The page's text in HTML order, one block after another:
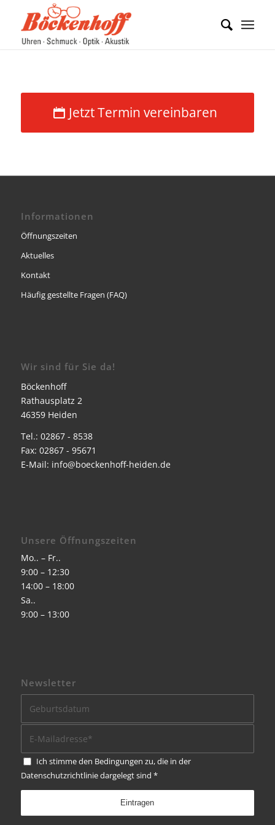
Jetzt Termin vereinbaren
Informationen
Öffnungszeiten
Aktuelles
Kontakt
Häufig gestellte Fragen (FAQ)
Wir sind für Sie da!
Böckenhoff
Rathausplatz 2
46359 Heiden
Tel.: 02867 - 8538
Fax: 02867 - 95671
E-Mail: info@boeckenhoff-heiden.de
Unsere Öffnungszeiten
Mo.. – Fr..
9:00 – 12:30
14:00 – 18:00
Sa..
9:00 – 13:00
Newsletter
Ich stimme den Bedingungen zu, die in der
Datenschutzrichtliniedargelegt sind *